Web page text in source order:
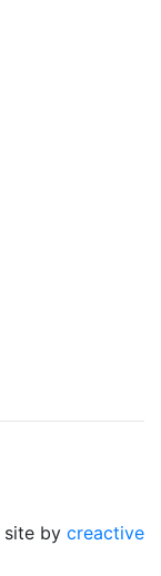
site by creactive